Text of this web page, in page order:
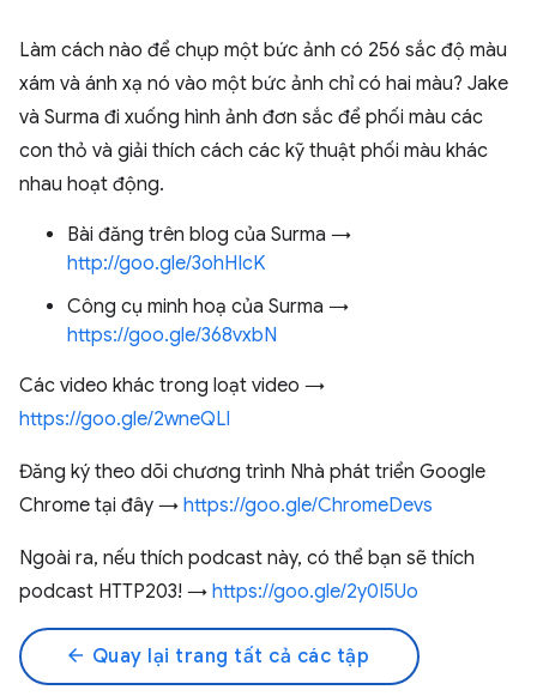
Làm cách nào để chụp một bức ảnh có 256 sắc độ màu
xám và ánh xạ nó vào một bức ảnh chỉ có hai màu? Jake
và Surma đi xuống hình ảnh đơn sắc để phối màu các
con thỏ và giải thích cách các kỹ thuật phối màu khác
nhau hoạt động.
Bài đăng trên blog của Surma →
http://goo.gle/3ohHIcK
Công cụ minh hoạ của Surma →
https://goo.gle/368vxbN
Các video khác trong loạt video →
https://goo.gle/2wneQLl
Đăng ký theo dõi chương trình Nhà phát triển Google
Chrome tại đây → https://goo.gle/ChromeDevs
Ngoài ra, nếu thích podcast này, có thể bạn sẽ thích
podcast HTTP203! → https://goo.gle/2y0I5Uo
arrow_back Quay lại trang tất cả các tập